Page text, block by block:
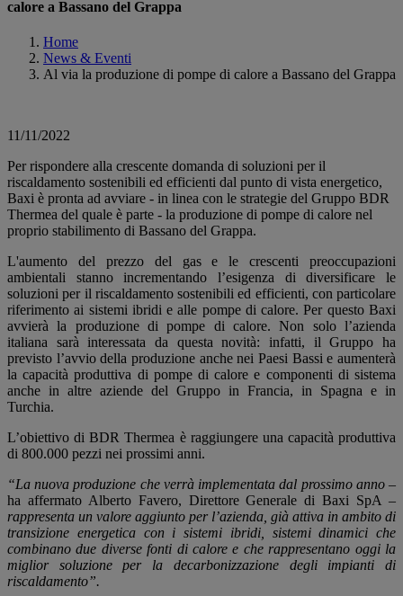
calore a Bassano del Grappa
Home
News & Eventi
Al via la produzione di pompe di calore a Bassano del Grappa
11/11/2022
Per rispondere alla crescente domanda di soluzioni per il
riscaldamento sostenibili ed efficienti dal punto di vista energetico,
Baxi è pronta ad avviare - in linea con le strategie del Gruppo BDR
Thermea del quale è parte - la produzione di pompe di calore nel
proprio stabilimento di Bassano del Grappa.
L'aumento del prezzo del gas e le crescenti preoccupazioni
ambientali stanno incrementando l’esigenza di diversificare le
soluzioni per il riscaldamento sostenibili ed efficienti, con particolare
riferimento ai sistemi ibridi e alle pompe di calore. Per questo Baxi
avvierà la produzione di pompe di calore.Non solo l’azienda
italiana sarà interessata da questa novità: infatti, il Gruppo ha
previsto l’avvio della produzione anche nei Paesi Bassi e aumenterà
la capacità produttiva di pompe di calore e componenti di sistema
anche in altre aziende del Gruppo in Francia, in Spagna e in
Turchia.
L’obiettivo di BDR Thermea è raggiungere una capacità produttiva
di 800.000 pezzi nei prossimi anni.
“La nuova produzione che verrà implementata dal prossimo anno–
ha affermato Alberto Favero, Direttore Generale di Baxi SpA –
rappresenta un valore aggiunto per l’azienda, già attiva in ambito di
transizione energetica con i sistemi ibridi, sistemi dinamici che
combinano due diverse fonti di calore e che rappresentano oggi la
miglior soluzione per la decarbonizzazione degli impianti di
riscaldamento”.